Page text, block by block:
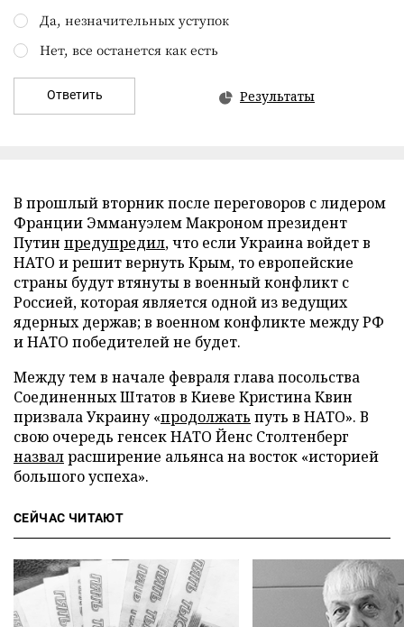
Да, незначительных уступок
Нет, все останется как есть
Ответить Результаты
В прошлый вторник после переговоров с лидером
Франции Эммануэлем Макроном президент
Путин предупредил, что если Украина войдет в
НАТО и решит вернуть Крым, то европейские
страны будут втянуты в военный конфликт с
Россией, которая является одной из ведущих
ядерных держав; в военном конфликте между РФ
и НАТО победителей не будет.
Между тем в начале февраля глава посольства
Соединенных Штатов в Киеве Кристина Квин
призвала Украину «продолжать путь в НАТО». В
свою очередь генсек НАТО Йенс Столтенберг
назвалрасширение альянса на восток «историей
большого успеха».
СЕЙЧАС ЧИТАЮТ